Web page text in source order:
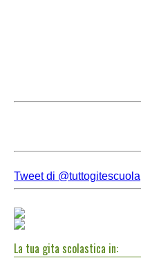
Tweet di @tuttogitescuola
La tua gita scolastica in: